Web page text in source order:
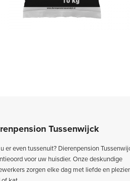
Tussenwijck
er even tussenuit? Dierenpension
voor uw huisdier. Onze deskundige
zorgen elke dag met liefde en